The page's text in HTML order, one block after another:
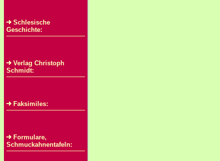
Schlesische
Geschichte:
Verlag Christoph
Schmidt:
Faksimiles:
Formulare,
Schmuckahnentafeln: